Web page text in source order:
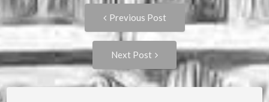
Post
navigation
Previous Post
Previous
post:
Next Post
Next
Post: